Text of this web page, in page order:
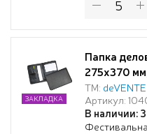
Папка
275x370
кармана,
ручки, на
ТМ: deVENTE
Артикул:
В наличии:
ЗАКЛАДКА